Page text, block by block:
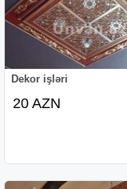
Dekor işləri
20 AZN